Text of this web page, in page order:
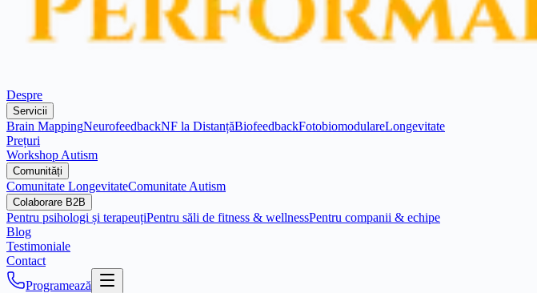
Despre
Servicii
Brain MappingNeurofeedbackNF la DistanțăBiofeedbackFotobiomodulareLongevitate
Prețuri
Workshop Autism
Comunități
Comunitate LongevitateComunitate Autism
Colaborare B2B
Pentru psihologi și terapeuțiPentru săli de fitness & wellnessPentru companii & echipe
Blog
Testimoniale
Contact
Programează